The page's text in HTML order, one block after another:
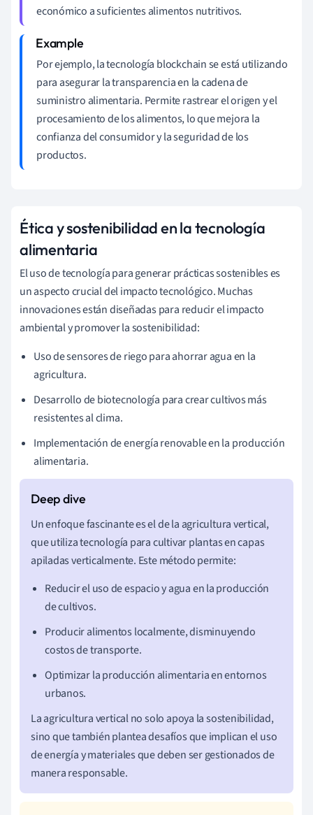
económico a suficientes alimentos nutritivos.
Por ejemplo, la tecnología blockchain se está utilizando
para asegurar la transparencia en la cadena de
suministro alimentaria. Permite rastrear el origen y el
procesamiento de los alimentos, lo que mejora la
confianza del consumidor y la seguridad de los
productos.
Ética y sostenibilidad en la tecnología
alimentaria
El uso de tecnología para generar prácticas sostenibles es
un aspecto crucial del impacto tecnológico. Muchas
innovaciones están diseñadas para reducir el impacto
ambiental y promover la sostenibilidad:
Uso de sensores de riego para ahorrar agua en la
agricultura.
Desarrollo de biotecnología para crear cultivos más
resistentes al clima.
Implementación de energía renovable en la producción
alimentaria.
Un enfoque fascinante es el de la agricultura vertical,
que utiliza tecnología para cultivar plantas en capas
apiladas verticalmente. Este método permite:
Reducir el uso de espacio y agua en la producción
de cultivos.
Producir alimentos localmente, disminuyendo
costos de transporte.
Optimizar la producción alimentaria en entornos
urbanos.
La agricultura vertical no solo apoya la sostenibilidad,
sino que también plantea desafíos que implican el uso
de energía y materiales que deben ser gestionados de
manera responsable.